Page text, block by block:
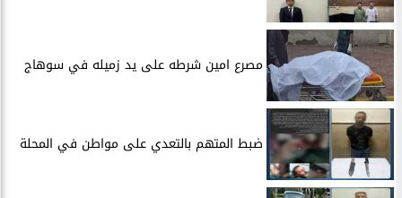
مصرع امين شرطه على يد زميله في سوهاج
​ضبط المتهم بالتعدي على مواطن في المحلة